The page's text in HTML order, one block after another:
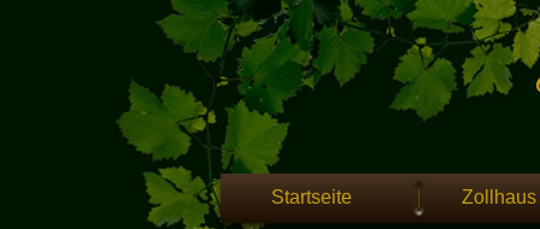
Startseite Zollhaus